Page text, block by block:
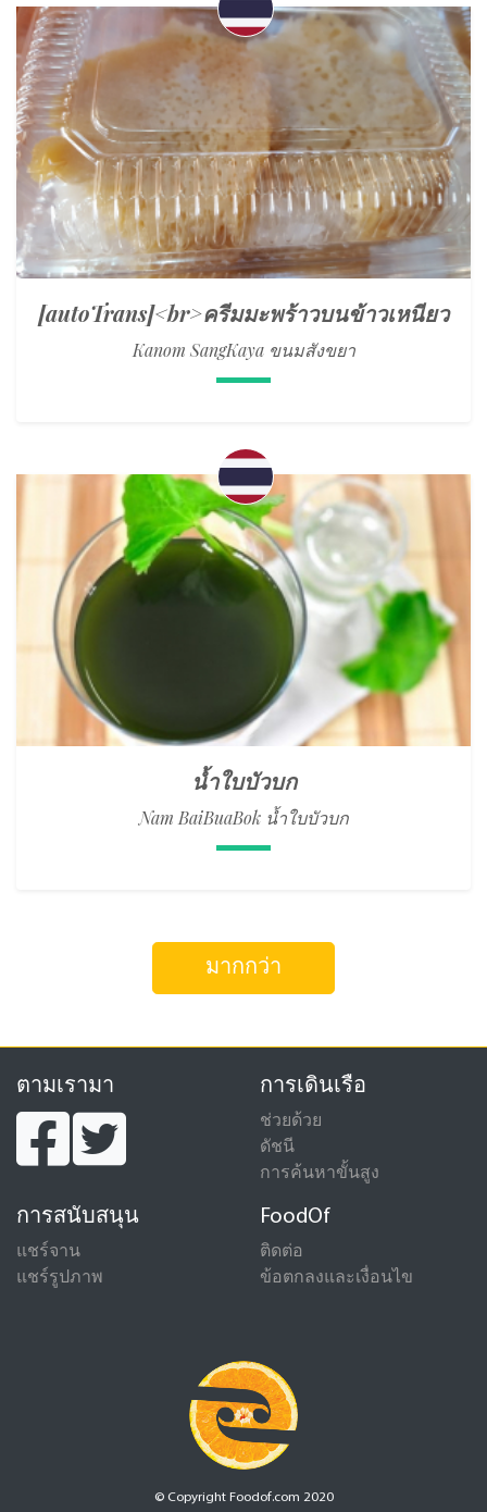
[autoTrans]<br>ครีมมะพร้าวบนข้าวเหนียว
Kanom SangKaya ขนมสังขยา
น้ำใบบัวบก
Nam BaiBuaBok น้ำใบบัวบก
มากกว่า
ตามเรามา การเดินเรือ
ช่วยด้วย
ดัชนี
การค้นหาขั้นสูง
การสนับสนุน
แชร์จาน
แชร์รูปภาพ
FoodOf
ติดต่อ
ข้อตกลงและเงื่อนไข
© Copyright Foodof.com 2020